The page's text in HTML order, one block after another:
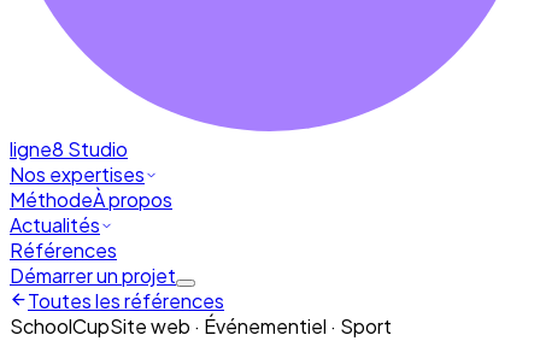
ligne8 Studio
Nos expertises
MéthodeÀ propos
Actualités
Références
Démarrer un projet
Toutes les références
SchoolCupSite web · Événementiel · Sport